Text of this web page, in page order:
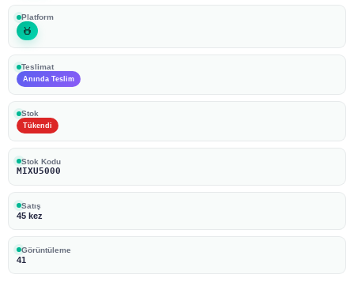
Platform
Teslimat
Anında Teslim
Stok
Tükendi
Stok Kodu
MIXU5000
Satış
45 kez
Görüntüleme
41